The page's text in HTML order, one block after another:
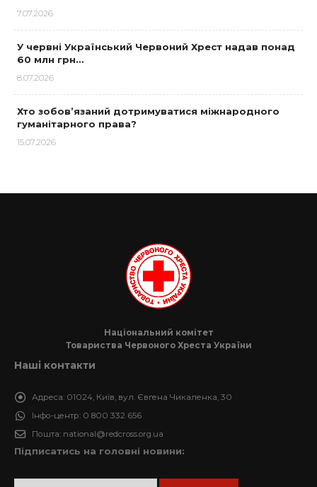
7.07.2026
У червні Український Червоний Хрест надав понад
60 млн грн…
8.07.2026
Хто зобов’язаний дотримуватися міжнародного
гуманітарного права?
15.07.2026
Національний комітет
Товариства Червоного Хреста України
Наші контакти
Адреса: 01024, Київ, вул. Євгена Чикаленка, 30
Інфо-центр: 0 800 332 656
Пошта: national@redcross.org.ua
Підписатись на головні новини: